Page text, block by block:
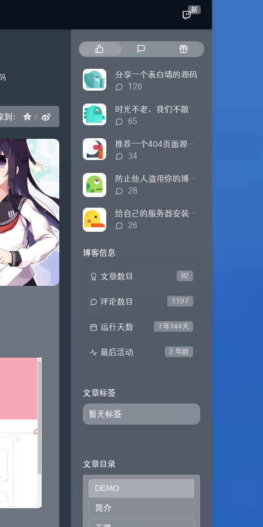
新
到：
门
文
章
新
评
随
机
文
分享一个表白墙的源码
评
数：
120
时光不老，我们不散
评
数：
65
推荐一个404页面源码（附修改方式）
评
数：
34
防止他人盗用你的博客内容
评
数：
28
给自己的服务器安装探针
评
26
博客信息
82
文章数目
1197
评论数目
7年144天
运行天数
2 年前
最后活动
文章标签
暂无标签
文章目录
DEMO
简介